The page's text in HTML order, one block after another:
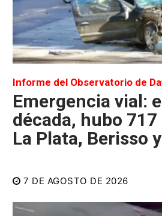
Informe del Observatorio de
Emergencia vial:
década, hubo
La Plata, Berisso
7 DE AGOSTO DE 2026